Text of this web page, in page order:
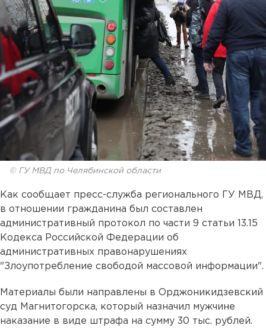
© ГУ МВД по Челябинской области
Как сообщает пресс-служба регионального ГУ МВД,
в отношении гражданина был составлен
административный протокол по части 9 статьи 13.15
Кодекса Российской Федерации об
административных правонарушениях
"Злоупотребление свободой массовой информации".
Материалы были направлены в Орджоникидзевский
суд Магнитогорска, который назначил мужчине
наказание в виде штрафа на сумму 30 тыс. рублей.